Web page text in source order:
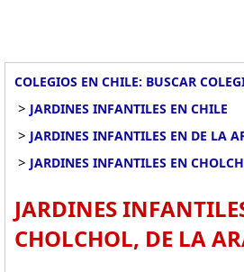
COLEGIOS EN CHILE: BUSCAR
> JARDINES INFANTILES EN CHILE
> JARDINES INFANTILES EN DE LA
> JARDINES INFANTILES EN
JARDINES
CHOLCHOL, DE LA